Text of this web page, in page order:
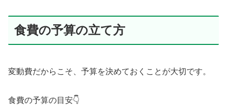
食費の予算の立て方
変動費だからこそ、予算を決めておくことが大切です。
食費の予算の目安👇